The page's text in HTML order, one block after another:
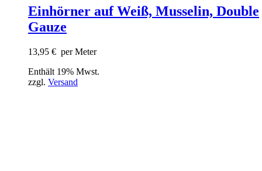
Einhörner auf Weiß, Musselin, Double
Gauze
13,95 € per Meter
Enthält 19% Mwst.
zzgl. Versand